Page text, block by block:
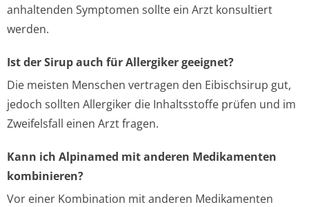
anhaltenden Symptomen sollte ein Arzt konsultiert
werden.
Ist der Sirup auch für Allergiker geeignet?
Die meisten Menschen vertragen den Eibischsirup gut,
jedoch sollten Allergiker die Inhaltsstoffe prüfen und im
Zweifelsfall einen Arzt fragen.
Kann ich Alpinamed mit anderen Medikamenten
kombinieren?
Vor einer Kombination mit anderen Medikamenten